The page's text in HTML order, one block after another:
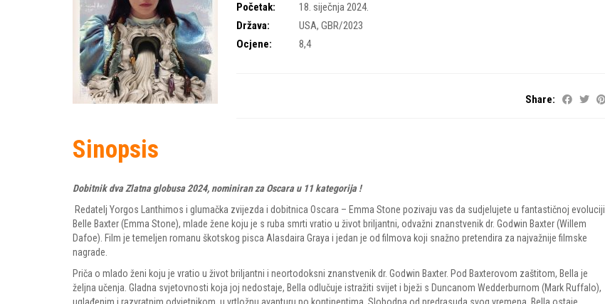
Početak:
18. siječnja 2024.
Država:
USA, GBR/2023
Ocjene:
8,4
Share:
Sinopsis
Dobitnik dva Zlatna globusa 2024, nominiran za Oscara u 11 kategorija !
Redatelj Yorgos Lanthimos i glumačka zvijezda i dobitnica Oscara – Emma Stone pozivaju vas da sudjelujete u fantastičnoj evoluciji
Belle Baxter (Emma Stone), mlade žene koju je s ruba smrti vratio u život briljantni, odvažni znanstvenik dr. Godwin Baxter (Willem
Dafoe). Film je temeljen romanu škotskog pisca Alasdaira Graya i jedan je od filmova koji snažno pretendira za najvažnije filmske
nagrade.
Priča o mlado ženi koju je vratio u život briljantni i neortodoksni znanstvenik dr. Godwin Baxter. Pod Baxterovom zaštitom, Bella je
željna učenja. Gladna svjetovnosti koja joj nedostaje, Bella odlučuje istražiti svijet i bježi s Duncanom Wedderburnom (Mark Ruffalo),